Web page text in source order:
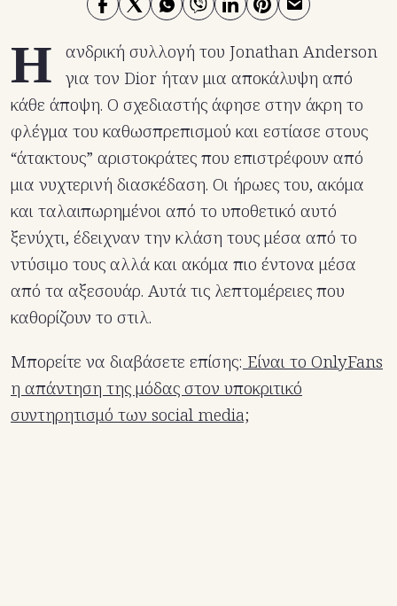
Η
ανδρική συλλογή του Jonathan Anderson
για τον Dior ήταν μια αποκάλυψη από
κάθε άποψη. Ο σχεδιαστής άφησε στην άκρη το
φλέγμα του καθωσπρεπισμού και εστίασε στους
“άτακτους” αριστοκράτες που επιστρέφουν από
μια νυχτερινή διασκέδαση. Οι ήρωες του, ακόμα
και ταλαιπωρημένοι από το υποθετικό αυτό
ξενύχτι, έδειχναν την κλάση τους μέσα από το
ντύσιμο τους αλλά και ακόμα πιο έντονα μέσα
από τα αξεσουάρ. Αυτά τις λεπτομέρειες που
καθορίζουν το στιλ.
Μπορείτε να διαβάσετε επίσης: Είναι το OnlyFans
η απάντηση της μόδας στον υποκριτικό
συντηρητισμό των social media;